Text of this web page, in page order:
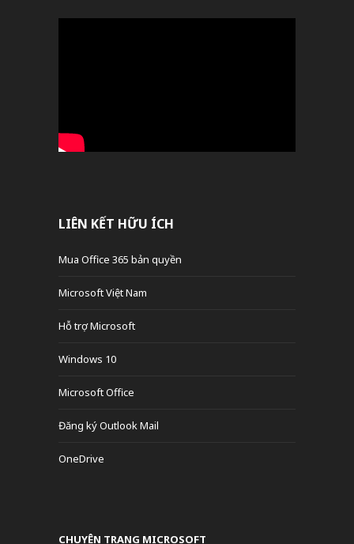
LIÊN KẾT HỮU ÍCH
Mua Office 365 bản quyền
Microsoft Việt Nam
Hỗ trợ Microsoft
Windows 10
Microsoft Office
Đăng ký Outlook Mail
OneDrive
CHUYÊN TRANG MICROSOFT